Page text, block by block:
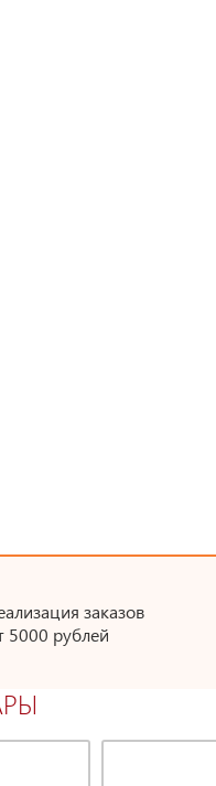
заказов
5000 рублей